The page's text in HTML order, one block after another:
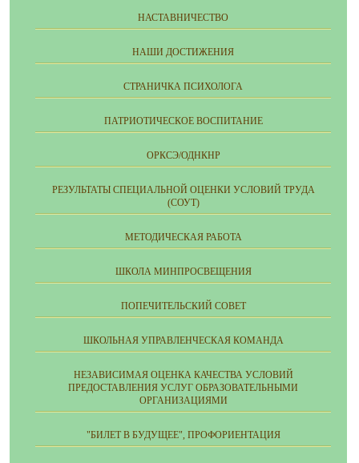
НАСТАВНИЧЕСТВО
НАШИ ДОСТИЖЕНИЯ
СТРАНИЧКА ПСИХОЛОГА
ПАТРИОТИЧЕСКОЕ ВОСПИТАНИЕ
ОРКСЭ/ОДНКНР
РЕЗУЛЬТАТЫ СПЕЦИАЛЬНОЙ ОЦЕНКИ УСЛОВИЙ ТРУДА
(СОУТ)
МЕТОДИЧЕСКАЯ РАБОТА
ШКОЛА МИНПРОСВЕЩЕНИЯ
ПОПЕЧИТЕЛЬСКИЙ СОВЕТ
ШКОЛЬНАЯ УПРАВЛЕНЧЕСКАЯ КОМАНДА
НЕЗАВИСИМАЯ ОЦЕНКА КАЧЕСТВА УСЛОВИЙ
ПРЕДОСТАВЛЕНИЯ УСЛУГ ОБРАЗОВАТЕЛЬНЫМИ
ОРГАНИЗАЦИЯМИ
"БИЛЕТ В БУДУЩЕЕ", ПРОФОРИЕНТАЦИЯ